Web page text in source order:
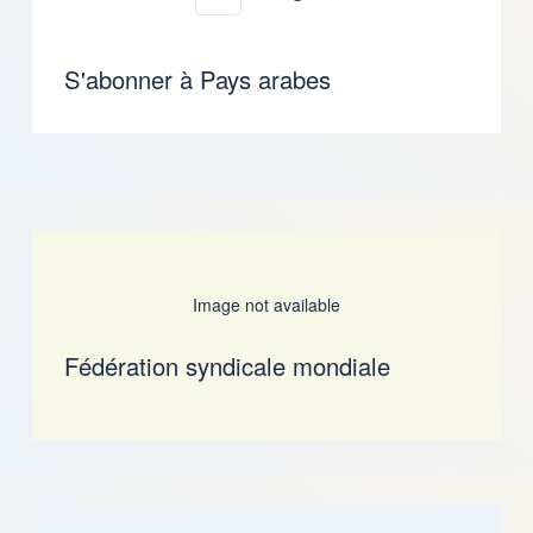
S'abonner à Pays arabes
Image not available
Fédération syndicale mondiale